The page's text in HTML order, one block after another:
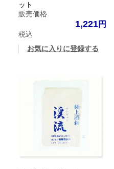
ット
販売価格
1,221
税込
お気に入りに登録する